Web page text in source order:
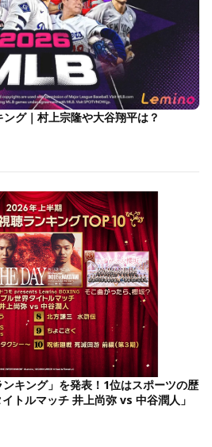
グ｜村上宗隆や大谷翔平は？
キング」を発表！1位はスポーツの歴
トルマッチ 井上尚弥 vs 中谷潤人」